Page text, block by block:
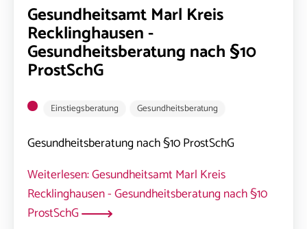
Gesundheitsamt Marl Kreis
Recklinghausen -
Gesundheitsberatung nach §10
ProstSchG
Einstiegsberatung Gesundheitsberatung
Gesundheitsberatung nach §10 ProstSchG
Weiterlesen: Gesundheitsamt Marl Kreis
Recklinghausen - Gesundheitsberatung nach §10
ProstSchG